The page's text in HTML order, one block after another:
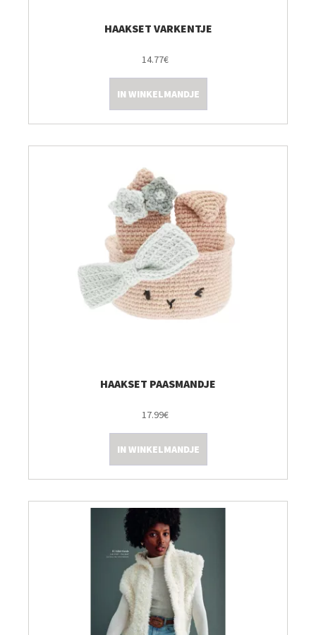
HAAKSET VARKENTJE
14.77€
IN WINKELMANDJE
HAAKSET PAASMANDJE
17.99€
IN WINKELMANDJE